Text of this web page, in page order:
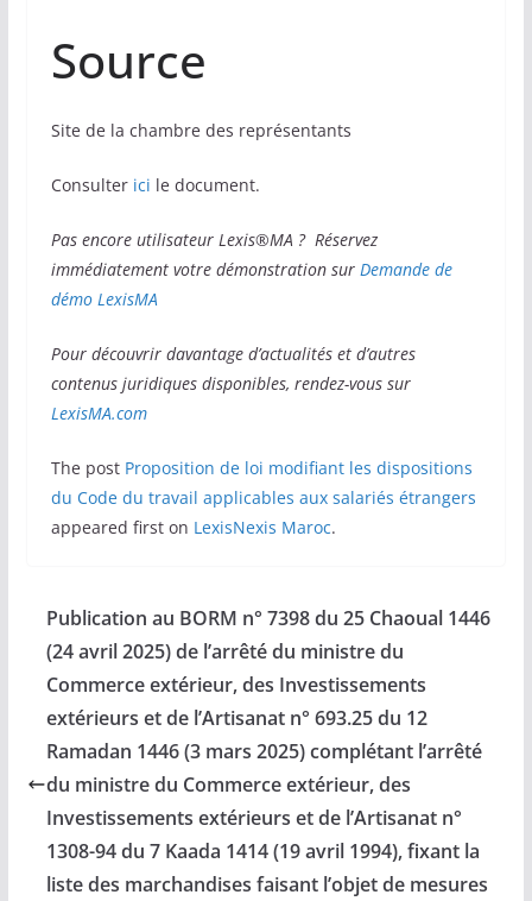
Source
Site de la chambre des représentants
Consulter ici le document.
Pas encore utilisateur Lexis®MA ? Réservez
immédiatement votre démonstration sur Demande de
démo LexisMA
Pour découvrir davantage d’actualités et d’autres
contenus juridiques disponibles, rendez-vous sur
LexisMA.com
The post Proposition de loi modifiant les dispositions
du Code du travail applicables aux salariés étrangers
appeared first on LexisNexis Maroc.
Publication au BORM n° 7398 du 25 Chaoual 1446
(24 avril 2025) de l’arrêté du ministre du
Commerce extérieur, des Investissements
extérieurs et de l’Artisanat n° 693.25 du 12
Ramadan 1446 (3 mars 2025) complétant l’arrêté
du ministre du Commerce extérieur, des
Investissements extérieurs et de l’Artisanat n°
1308-94 du 7 Kaada 1414 (19 avril 1994), fixant la
liste des marchandises faisant l’objet de mesures